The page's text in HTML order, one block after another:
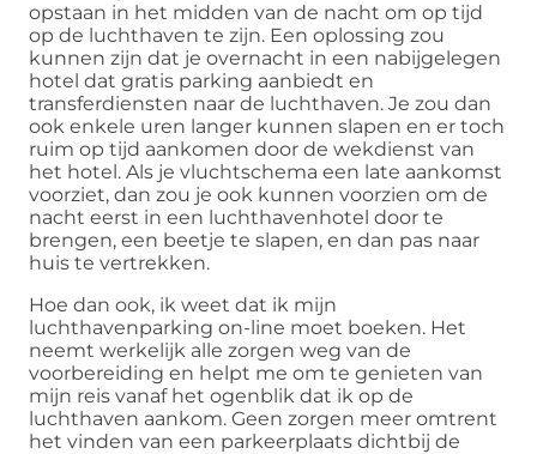
opstaan in het midden van de nacht om op tijd
op de luchthaven te zijn. Een oplossing zou
kunnen zijn dat je overnacht in een nabijgelegen
hotel dat gratis parking aanbiedt en
transferdiensten naar de luchthaven. Je zou dan
ook enkele uren langer kunnen slapen en er toch
ruim op tijd aankomen door de wekdienst van
het hotel. Als je vluchtschema een late aankomst
voorziet, dan zou je ook kunnen voorzien om de
nacht eerst in een luchthavenhotel door te
brengen, een beetje te slapen, en dan pas naar
huis te vertrekken.
Hoe dan ook, ik weet dat ik mijn
luchthavenparking on-line moet boeken. Het
neemt werkelijk alle zorgen weg van de
voorbereiding en helpt me om te genieten van
mijn reis vanaf het ogenblik dat ik op de
luchthaven aankom. Geen zorgen meer omtrent
het vinden van een parkeerplaats dichtbij de